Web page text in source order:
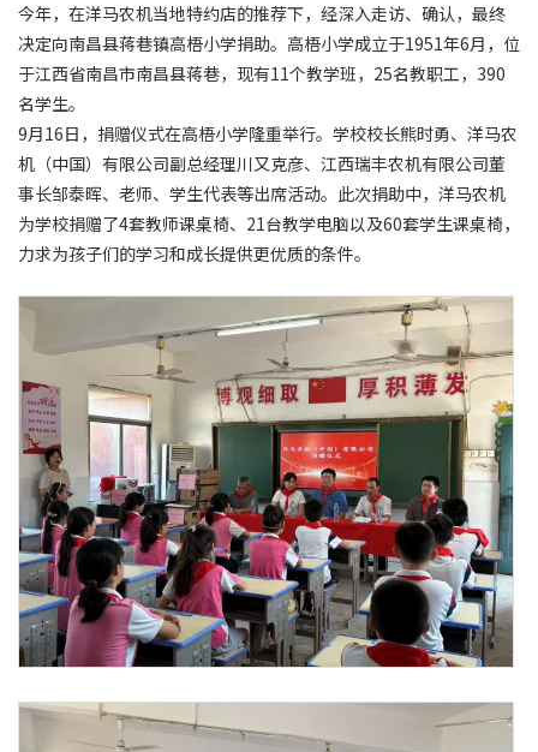
今年，在洋马农机当地特约店的推荐下，经深入走访、确认，最终
决定向南昌县蒋巷镇高梧小学捐助。高梧小学成立于1951年6月，位
于江西省南昌市南昌县蒋巷，现有11个教学班，25名教职工，390
名学生。
9月16日，捐赠仪式在高梧小学隆重举行。学校校长熊时勇、洋马农
机（中国）有限公司副总经理川又克彦、江西瑞丰农机有限公司董
事长邹泰晖、老师、学生代表等出席活动。此次捐助中，洋马农机
为学校捐赠了4套教师课桌椅、21台教学电脑以及60套学生课桌椅，
力求为孩子们的学习和成长提供更优质的条件。